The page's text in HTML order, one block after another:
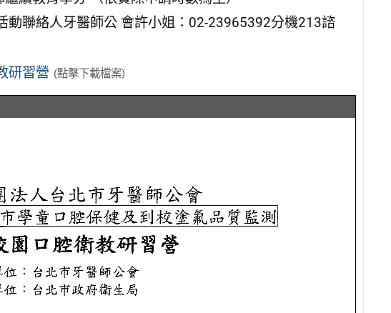
動聯絡人牙醫師公 會許小姐：02-23965392分機213諮
研習營 (點擊下載檔案)